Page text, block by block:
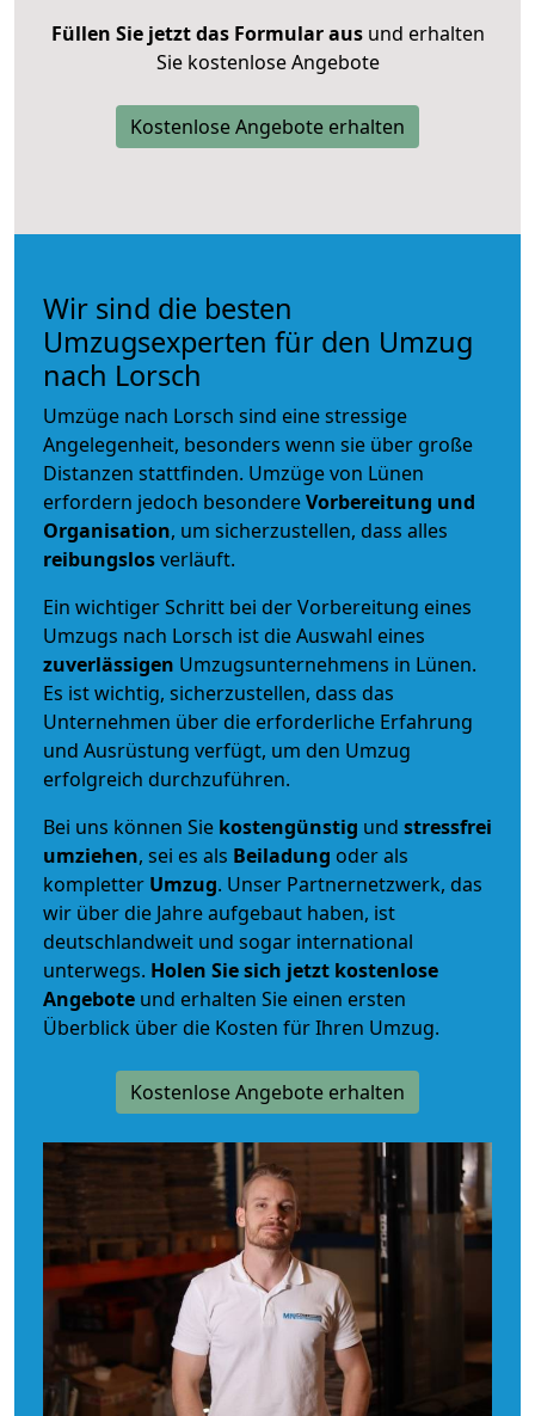
Füllen Sie jetzt das Formular ausund erhalten
Sie kostenlose Angebote
Kostenlose Angebote erhalten
Wir sind die besten
Umzugsexperten für den Umzug
nach Lorsch
Umzüge nach Lorsch sind eine stressige
Angelegenheit, besonders wenn sie über große
Distanzen stattfinden. Umzüge von Lünen
erfordern jedoch besondereVorbereitung und
Organisation, um sicherzustellen, dass alles
reibungslosverläuft.
Ein wichtiger Schritt bei der Vorbereitung eines
Umzugs nach Lorsch ist die Auswahl eines
zuverlässigen Umzugsunternehmens in Lünen.
Es ist wichtig, sicherzustellen, dass das
Unternehmen über die erforderliche Erfahrung
und Ausrüstung verfügt, um den Umzug
erfolgreich durchzuführen.
Bei uns können Sie kostengünstig und stressfrei
umziehen, sei es als Beiladung oder als
kompletter Umzug. Unser Partnernetzwerk, das
wir über die Jahre aufgebaut haben, ist
deutschlandweit und sogar international
unterwegs. Holen Sie sich jetzt kostenlose
Angebote und erhalten Sie einen ersten
Überblick über die Kosten für Ihren Umzug.
Kostenlose Angebote erhalten